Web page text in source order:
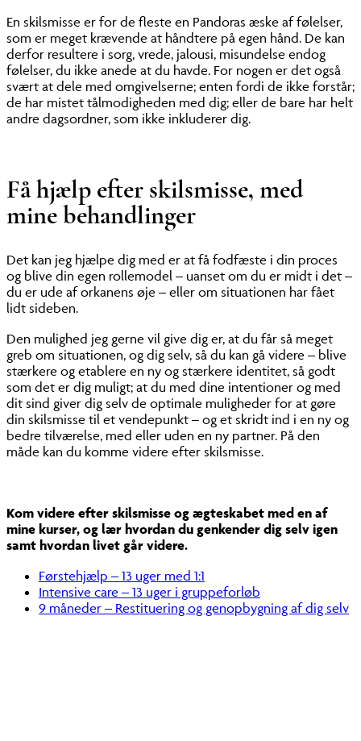
En skilsmisse er for de fleste en Pandoras æske af følelser,
som er meget krævende at håndtere på egen hånd. De kan
derfor resultere i sorg, vrede, jalousi, misundelse endog
følelser, du ikke anede at du havde. For nogen er det også
svært at dele med omgivelserne; enten fordi de ikke forstår;
de har mistet tålmodigheden med dig; eller de bare har helt
andre dagsordner, som ikke inkluderer dig.
Få hjælp efter skilsmisse, med
mine behandlinger
Det kan jeg hjælpe dig med er at få fodfæste i din proces
og blive din egen rollemodel – uanset om du er midt i det –
du er ude af orkanens øje – eller om situationen har fået
lidt sideben.
Den mulighed jeg gerne vil give dig er, at du får så meget
greb om situationen, og dig selv, så du kan gå videre – blive
stærkere og etablere en ny og stærkere identitet, så godt
som det er dig muligt; at du med dine intentioner og med
dit sind giver dig selv de optimale muligheder for at gøre
din skilsmisse til et vendepunkt – og et skridt ind i en ny og
bedre tilværelse, med eller uden en ny partner. På den
måde kan du komme videre efter skilsmisse.
Kom videre efter skilsmisse og ægteskabet med en af
mine kurser, og lær hvordan du genkender dig selv igen
samt hvordan livet går videre.
Førstehjælp – 13 uger med 1:1
Intensive care – 13 uger i gruppeforløb
9 måneder – Restituering og genopbygning af dig selv